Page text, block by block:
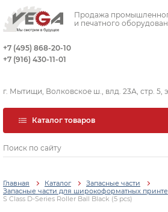
Продажа
и печатного
+7 (495) 868-20-10
+7 (916) 430-11-01
г. Мытищи, Волковское ш., влд. 23А, стр. 5,
Каталог товаров
Главная Каталог
Запасные части
Запасные части для широкоформатных
S Class D-Series Roller Ball Black (5 pcs)